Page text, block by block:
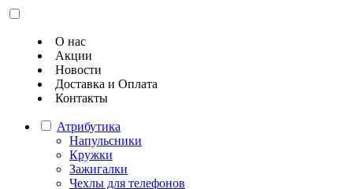
О нас
Акции
Новости
Доставка и Оплата
Контакты
Атрибутика
Напульсники
Кружки
Зажигалки
Чехлы для телефонов